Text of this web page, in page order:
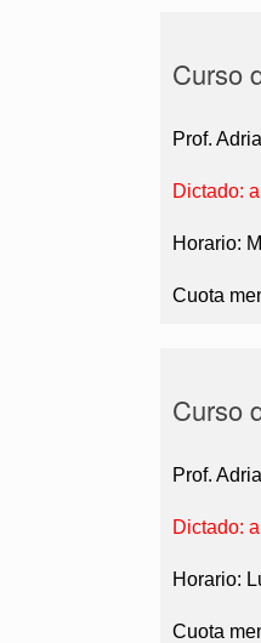
Curso
Prof.
Dictado:
Horario:
Cuota
Curso
Prof.
Dictado:
Horario:
Cuota